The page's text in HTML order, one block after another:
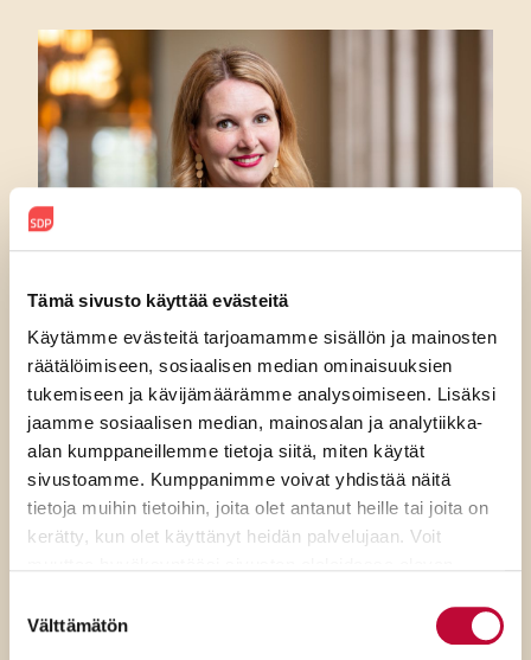
Tämä sivusto käyttää evästeitä
Käytämme evästeitä tarjoamamme sisällön ja mainosten
räätälöimiseen, sosiaalisen median ominaisuuksien
tukemiseen ja kävijämäärämme analysoimiseen. Lisäksi
jaamme sosiaalisen median, mainosalan ja analytiikka-
alan kumppaneillemme tietoja siitä, miten käytät
sivustoamme. Kumppanimme voivat yhdistää näitä
tietoja muihin tietoihin, joita olet antanut heille tai joita on
kerätty, kun olet käyttänyt heidän palvelujaan. Voit
valinta
Välttämätön
7.8.2026
SDP:n Piritta Rantanen:
Sikaruton torjunnassa
ratkaisevat oikea tieto,